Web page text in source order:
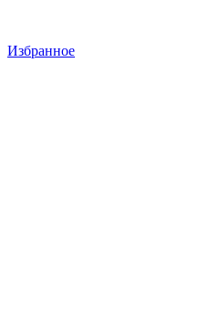
Избранное